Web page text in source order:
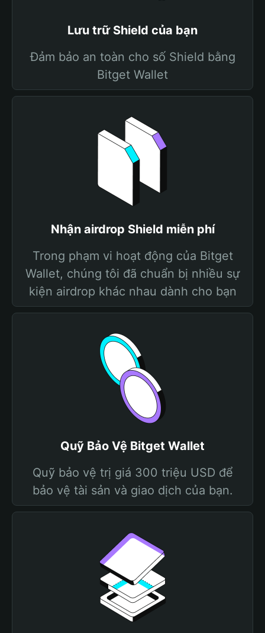
Lưu trữ Shield của bạn
Đảm bảo an toàn cho số Shield bằng
Bitget Wallet
Nhận airdrop Shield miễn phí
Trong phạm vi hoạt động của Bitget
Wallet, chúng tôi đã chuẩn bị nhiều sự
kiện airdrop khác nhau dành cho bạn
Quỹ Bảo Vệ Bitget Wallet
Quỹ bảo vệ trị giá 300 triệu USD để
bảo vệ tài sản và giao dịch của bạn.